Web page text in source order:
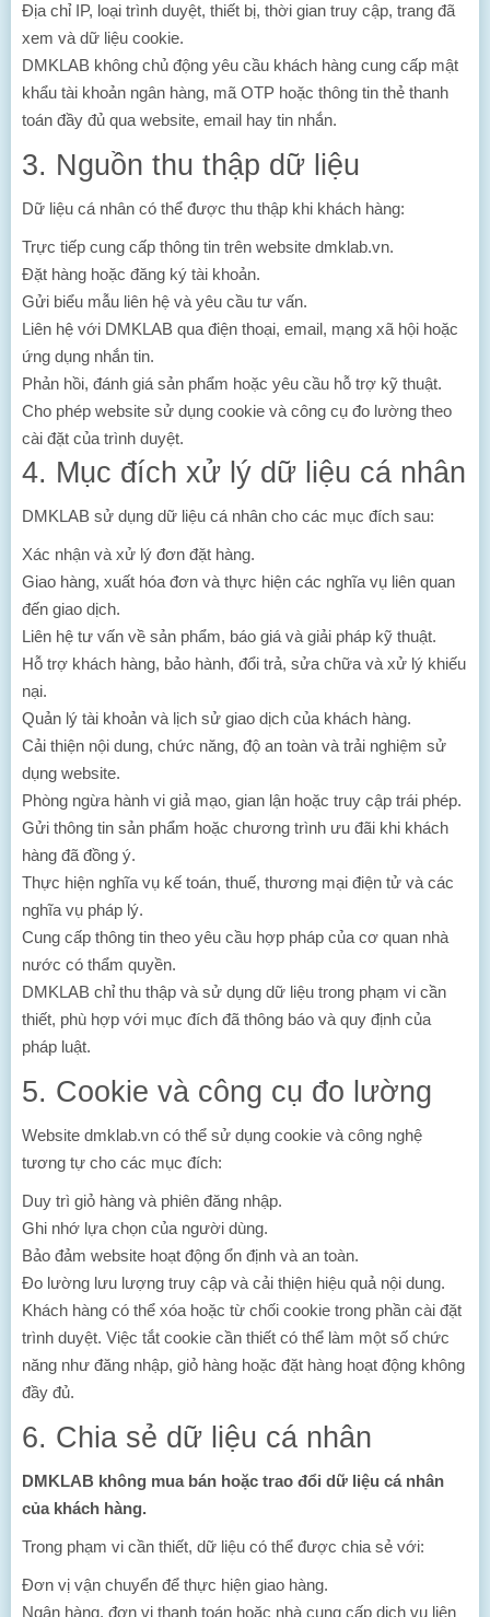
Địa chỉ IP, loại trình duyệt, thiết bị, thời gian truy cập, trang đã
xem và dữ liệu cookie.
DMKLAB không chủ động yêu cầu khách hàng cung cấp mật
khẩu tài khoản ngân hàng, mã OTP hoặc thông tin thẻ thanh
toán đầy đủ qua website, email hay tin nhắn.
3. Nguồn thu thập dữ liệu
Dữ liệu cá nhân có thể được thu thập khi khách hàng:
Trực tiếp cung cấp thông tin trên website dmklab.vn.
Đặt hàng hoặc đăng ký tài khoản.
Gửi biểu mẫu liên hệ và yêu cầu tư vấn.
Liên hệ với DMKLAB qua điện thoại, email, mạng xã hội hoặc
ứng dụng nhắn tin.
Phản hồi, đánh giá sản phẩm hoặc yêu cầu hỗ trợ kỹ thuật.
Cho phép website sử dụng cookie và công cụ đo lường theo
cài đặt của trình duyệt.
4. Mục đích xử lý dữ liệu cá nhân
DMKLAB sử dụng dữ liệu cá nhân cho các mục đích sau:
Xác nhận và xử lý đơn đặt hàng.
Giao hàng, xuất hóa đơn và thực hiện các nghĩa vụ liên quan
đến giao dịch.
Liên hệ tư vấn về sản phẩm, báo giá và giải pháp kỹ thuật.
Hỗ trợ khách hàng, bảo hành, đổi trả, sửa chữa và xử lý khiếu
nại.
Quản lý tài khoản và lịch sử giao dịch của khách hàng.
Cải thiện nội dung, chức năng, độ an toàn và trải nghiệm sử
dụng website.
Phòng ngừa hành vi giả mạo, gian lận hoặc truy cập trái phép.
Gửi thông tin sản phẩm hoặc chương trình ưu đãi khi khách
hàng đã đồng ý.
Thực hiện nghĩa vụ kế toán, thuế, thương mại điện tử và các
nghĩa vụ pháp lý.
Cung cấp thông tin theo yêu cầu hợp pháp của cơ quan nhà
nước có thẩm quyền.
DMKLAB chỉ thu thập và sử dụng dữ liệu trong phạm vi cần
thiết, phù hợp với mục đích đã thông báo và quy định của
pháp luật.
5. Cookie và công cụ đo lường
Website dmklab.vn có thể sử dụng cookie và công nghệ
tương tự cho các mục đích:
Duy trì giỏ hàng và phiên đăng nhập.
Ghi nhớ lựa chọn của người dùng.
Bảo đảm website hoạt động ổn định và an toàn.
Đo lường lưu lượng truy cập và cải thiện hiệu quả nội dung.
Khách hàng có thể xóa hoặc từ chối cookie trong phần cài đặt
trình duyệt. Việc tắt cookie cần thiết có thể làm một số chức
năng như đăng nhập, giỏ hàng hoặc đặt hàng hoạt động không
đầy đủ.
6. Chia sẻ dữ liệu cá nhân
DMKLAB không mua bán hoặc trao đổi dữ liệu cá nhân
của khách hàng.
Trong phạm vi cần thiết, dữ liệu có thể được chia sẻ với:
Đơn vị vận chuyển để thực hiện giao hàng.
Ngân hàng, đơn vị thanh toán hoặc nhà cung cấp dịch vụ liên